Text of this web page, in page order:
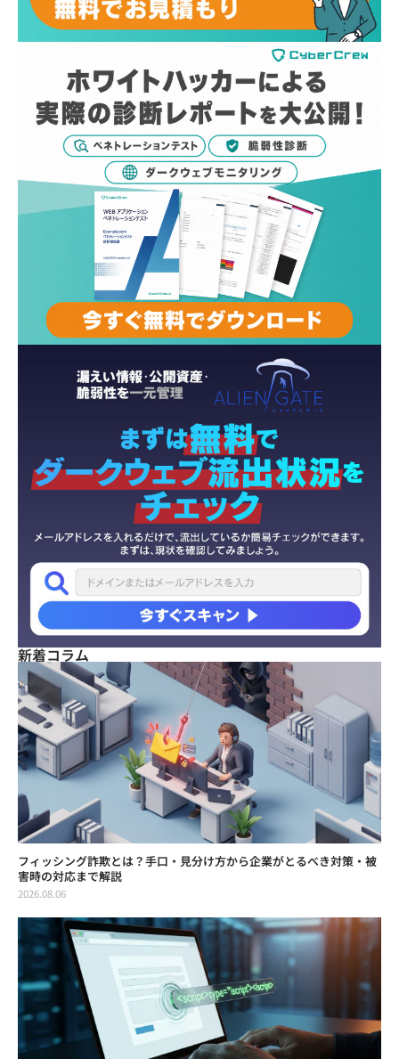
新着コラム
フィッシング詐欺とは？手口・見分け方から企業がとるべき対策・被
害時の対応まで解説
2026.08.06